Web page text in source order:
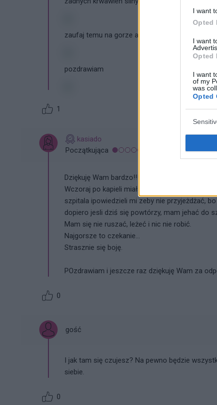
I want
Opted
I want
Opted
I want
of my
was
Opted
zaufaj temu na gorze a wszystko bedzie dobrze
pozdrawiam
1
kasiado
Początkująca
Dziękuję Wam bardzo!!!
Wczoraj po kapieli miałam tez lekkie
szpitala ipowiedzieli mi zeby nie przyjeżdżać,
dopiero jesli dziś się powtórzy, mam jehać do
Mam się nie ruszać, leżeć i nic nie robić.
Najgorsze to czekanie...
Strasznie się boję.
POzdrawiam i jeszcze raz dziękuję Wam za
0
gość
I jak tam się czujesz? Na pewno będzie
siebie.
0